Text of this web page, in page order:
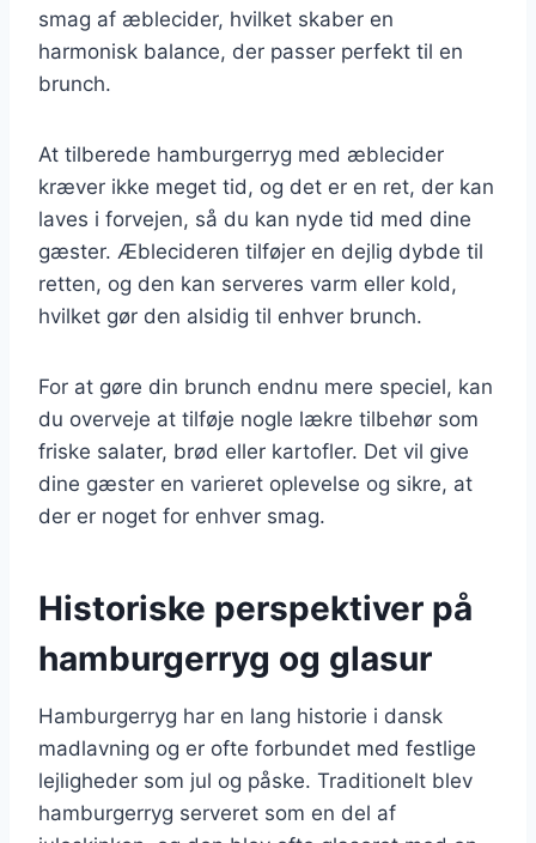
smag af æblecider, hvilket skaber en
harmonisk balance, der passer perfekt til en
brunch.
At tilberede hamburgerryg med æblecider
kræver ikke meget tid, og det er en ret, der kan
laves i forvejen, så du kan nyde tid med dine
gæster. Æblecideren tilføjer en dejlig dybde til
retten, og den kan serveres varm eller kold,
hvilket gør den alsidig til enhver brunch.
For at gøre din brunch endnu mere speciel, kan
du overveje at tilføje nogle lækre tilbehør som
friske salater, brød eller kartofler. Det vil give
dine gæster en varieret oplevelse og sikre, at
der er noget for enhver smag.
Historiske perspektiver på
hamburgerryg og glasur
Hamburgerryg har en lang historie i dansk
madlavning og er ofte forbundet med festlige
lejligheder som jul og påske. Traditionelt blev
hamburgerryg serveret som en del af